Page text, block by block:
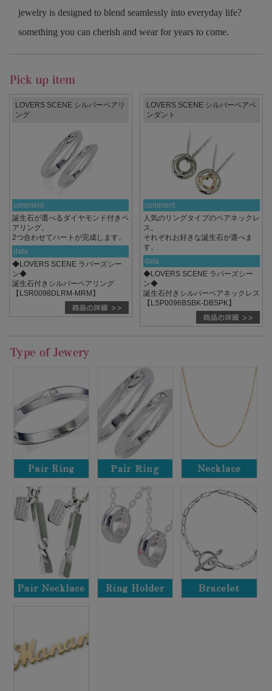
jewelry is designed to blend seamlessly into everyday life?
something you can cherish and wear for years to come.
LOVERS SCENE シルバーペアリ
ング
comment
誕生石が選べるダイヤモンド付きペ
アリング。
2つ合わせてハートが完成します。
data
◆LOVERS SCENE ラバーズシー
ン◆
誕生石付きシルバーペアリング
【LSR0098DLRM-MRM】
LOVERS SCENE シルバーペアペ
ンダント
comment
人気のリングタイプのペアネックレ
ス。
それぞれお好きな誕生石が選べま
す。
data
◆LOVERS SCENE ラバーズシー
ン◆
誕生石付きシルバーペアネックレス
【LSP0096BSBK-DBSPK】